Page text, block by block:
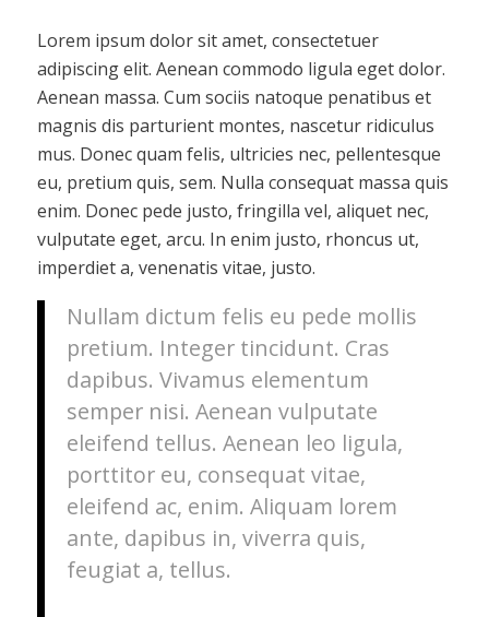
Lorem ipsum dolor sit amet, consectetuer
adipiscing elit. Aenean commodo ligula eget dolor.
Aenean massa. Cum sociis natoque penatibus et
magnis dis parturient montes, nascetur ridiculus
mus. Donec quam felis, ultricies nec, pellentesque
eu, pretium quis, sem. Nulla consequat massa quis
enim. Donec pede justo, fringilla vel, aliquet nec,
vulputate eget, arcu. In enim justo, rhoncus ut,
imperdiet a, venenatis vitae, justo.
Nullam dictum felis eu pede mollis
pretium. Integer tincidunt. Cras
dapibus. Vivamus elementum
semper nisi. Aenean vulputate
eleifend tellus. Aenean leo ligula,
porttitor eu, consequat vitae,
eleifend ac, enim. Aliquam lorem
ante, dapibus in, viverra quis,
feugiat a, tellus.